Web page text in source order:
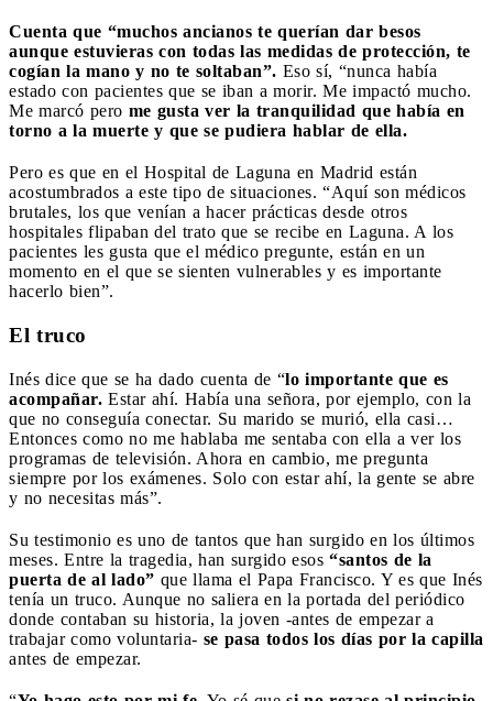
Cuenta que “muchos ancianos te querían dar besos
aunque estuvieras con todas las medidas de protección, te
cogían la mano y no te soltaban”. Eso sí, “nunca había
estado con pacientes que se iban a morir. Me impactó mucho.
Me marcó pero me gusta ver la tranquilidad que había en
torno a la muerte y que se pudiera hablar de ella.
Pero es que en el Hospital de Laguna en Madrid están
acostumbrados a este tipo de situaciones. “Aquí son médicos
brutales, los que venían a hacer prácticas desde otros
hospitales flipaban del trato que se recibe en Laguna. A los
pacientes les gusta que el médico pregunte, están en un
momento en el que se sienten vulnerables y es importante
hacerlo bien”.
El truco
Inés dice que se ha dado cuenta de “lo importante que es
acompañar. Estar ahí. Había una señora, por ejemplo, con la
que no conseguía conectar. Su marido se murió, ella casi…
Entonces como no me hablaba me sentaba con ella a ver los
programas de televisión. Ahora en cambio, me pregunta
siempre por los exámenes. Solo con estar ahí, la gente se abre
y no necesitas más”.
Su testimonio es uno de tantos que han surgido en los últimos
meses. Entre la tragedia, han surgido esos “santos de la
puerta de al lado” que llama el Papa Francisco. Y es que Inés
tenía un truco. Aunque no saliera en la portada del periódico
donde contaban su historia, la joven -antes de empezar a
trabajar como voluntaria- se pasa todos los días por la capilla
antes de empezar.